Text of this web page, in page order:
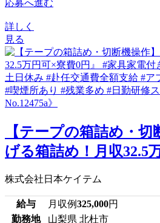
応募へ進む
詳しく
見る
【テープの箱詰め・切
げる箱詰め！月収32.5
株式会社日本ケイテム
給与 月収例325,000円
勤務地
山梨県 北杜市